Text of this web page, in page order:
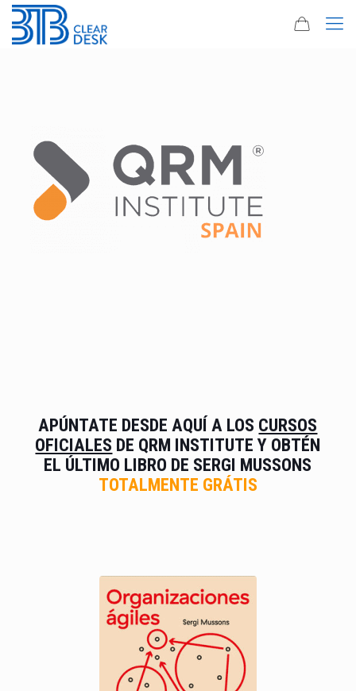
APÚNTATE DESDE AQUÍ A LOS CURSOS
OFICIALES DE QRM INSTITUTE Y OBTÉN
EL ÚLTIMO LIBRO DE SERGI MUSSONS
TOTALMENTE GRÁTIS